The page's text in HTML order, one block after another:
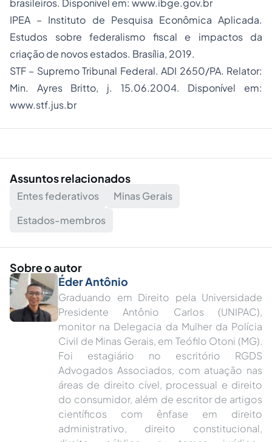
brasileiros. Disponível em: www.ibge.gov.br
IPEA – Instituto de Pesquisa Econômica Aplicada.
Estudos sobre federalismo fiscal e impactos da
criação de novos estados. Brasília, 2019.
STF – Supremo Tribunal Federal. ADI 2650/PA. Relator:
Min. Ayres Britto, j. 15.06.2004. Disponível em:
www.stf.jus.br
Assuntos relacionados
Entes federativos
Minas Gerais
Estados-membros
Sobre o autor
Éder Antônio
Graduando em Direito pela Universidade
Presidente Antônio Carlos (UNIPAC),
monitor na Delegacia da Mulher da Polícia
Civil de Minas Gerais, em Teófilo Otoni (MG).
Foi estagiário no escritório RGDS
Advogados Associados, com atuação nas
áreas de direito cível, processual e direito
do consumidor, além de escritor de artigos
científicos com ênfase em direito
administrativo, direito constitucional,